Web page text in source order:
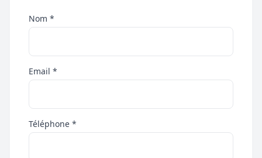
Nom *
Email *
Téléphone *